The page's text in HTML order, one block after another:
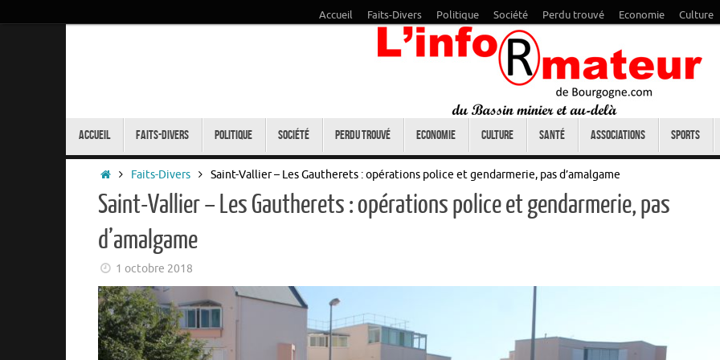
Accueil Faits-Divers Politique Société Perdu trouvé Economie Culture
Accueil Faits-Divers Politique Société Perdu trouvé Economie Culture Santé Associations Sports
Accueil
Faits-Divers Saint-Vallier – Les Gautherets : opérations police et gendarmerie, pas d’amalgame
Saint-Vallier – Les Gautherets : opérations police et gendarmerie, pas
d’amalgame
1 octobre 2018